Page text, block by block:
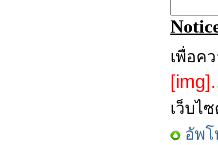
เพื่อค
เว็บไ
อัพ